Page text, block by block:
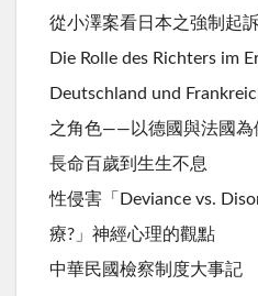
從小澤案看日本之強制起
Die Rolle des Richters im
Deutschland und
之角色——以德國與法國為
長命百歲到生生不息
性侵害「Deviance vs.
療?」神經心理的觀點
中華民國檢察制度大事記